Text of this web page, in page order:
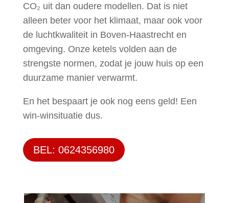
CO₂ uit dan oudere modellen. Dat is niet
alleen beter voor het klimaat, maar ook voor
de luchtkwaliteit in Boven-Haastrecht en
omgeving. Onze ketels volden aan de
strengste normen, zodat je jouw huis op een
duurzame manier verwarmt.
En het bespaart je ook nog eens geld! Een
win-winsituatie dus.
BEL: 0624356980